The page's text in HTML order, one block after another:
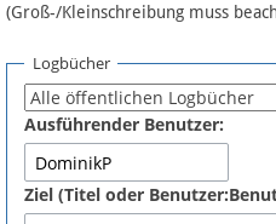
Fördermitglied werden
Fehler melden
(Groß-/Kleinschreibung muss
Logbücher
Ausführender Benutzer:
Ziel (Titel oder